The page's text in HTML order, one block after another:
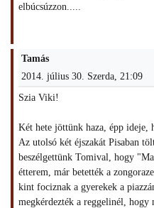
elbúcsúzzon.....
Tamás
2014. július 30. Szerda, 21:09
Szia Viki!
Két hete jöttünk haza, épp ideje,
Az utolsó két éjszakát Pisaban
beszélgettünk Tomival, hogy
étterem, már betették a
kint fociznak a gyerekek a
megkérdezték a reggelinél, hogy